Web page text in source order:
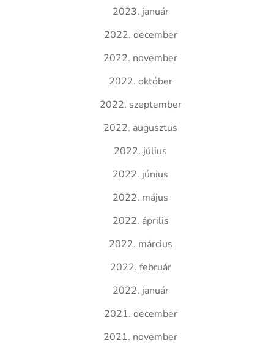
2023. január
2022. december
2022. november
2022. október
2022. szeptember
2022. augusztus
2022. július
2022. június
2022. május
2022. április
2022. március
2022. február
2022. január
2021. december
2021. november